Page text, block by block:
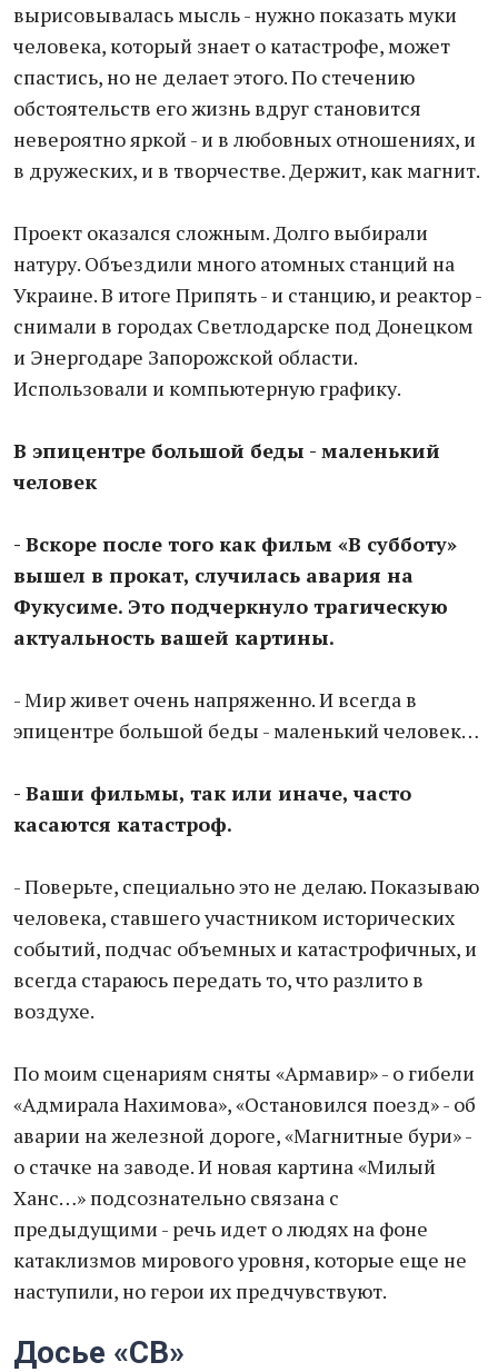
вырисовывалась мысль - нужно показать муки
человека, который знает о катастрофе, может
спастись, но не делает этого. По стечению
обстоятельств его жизнь вдруг становится
невероятно яркой - и в любовных отношениях, и
в дружеских, и в творчестве. Держит, как магнит.
Проект оказался сложным. Долго выбирали
натуру. Объездили много атомных станций на
Украине. В итоге Припять - и станцию, и реактор -
снимали в городах Светлодарске под Донецком
и Энергодаре Запорожской области.
Использовали и компьютерную графику.
В эпицентре большой беды - маленький
человек
- Вскоре после того как фильм «В субботу»
вышел в прокат, случилась авария на
Фукусиме. Это подчеркнуло трагическую
актуальность вашей картины.
- Мир живет очень напряженно. И всегда в
эпицентре большой беды - маленький человек…
- Ваши фильмы, так или иначе, часто
касаются катастроф.
- Поверьте, специально это не делаю. Показываю
человека, ставшего участником исторических
событий, подчас объемных и катастрофичных, и
всегда стараюсь передать то, что разлито в
воздухе.
По моим сценариям сняты «Армавир» - о гибели
«Адмирала Нахимова», «Остановился поезд» - об
аварии на железной дороге, «Магнитные бури» -
о стачке на заводе. И новая картина «Милый
Ханс…» подсознательно связана с
предыдущими - речь идет о людях на фоне
катаклизмов мирового уровня, которые еще не
наступили, но герои их предчувствуют.
Досье «СВ»